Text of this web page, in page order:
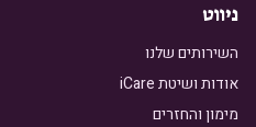
ניווט
השירותים שלנו
אודות ושיטת iCare
מימון והחזרים